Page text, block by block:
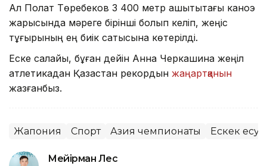
Ал Полат Төребеков 3 400 метр қашықтықтағы каноэ
жарысында мәреге бірінші болып келіп, жеңіс
тұғырының ең биік сатысына көтерілді.
Еске салайық, бұған дейін Анна Черкашина жеңіл
атлетикадан Қазақстан рекордын жаңартқанын
жазғанбыз.
Жапония Спорт Азия чемпионаты Ескек есу
Мейірман Лес